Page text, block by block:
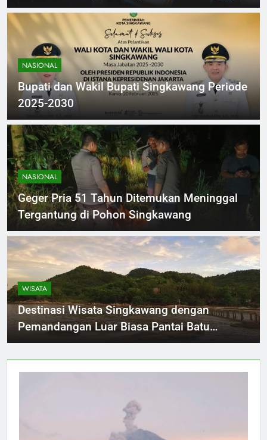
Perkuat Ekonomi Daerah
NASIONAL
Bupati dan Wakil Bupati Singkawang Periode
2025-2030
NASIONAL
Geger Pria 51 Tahun Ditemukan Meninggal
Tergantung di Pohon Singkawang
WISATA
Destinasi Wisata Singkawang dengan
Pemandangan Luar Biasa Pantai Batu
Burung